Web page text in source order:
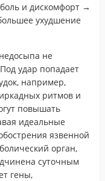
и дискомфорт →
ухудшение
не
удар попадает
например,
ритмов и
повышать
идеальные
язвенной
орган,
суточным
гены,